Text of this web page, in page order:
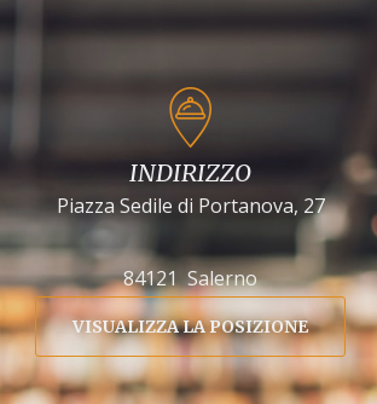
INDIRIZZO
Piazza Sedile di Portanova, 27
84121 Salerno
VISUALIZZA LA POSIZIONE